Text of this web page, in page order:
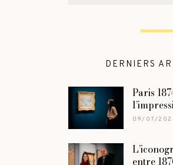
DERNIERS
Paris
09/07/
entre